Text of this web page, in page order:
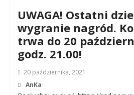
UWAGA! Ostatni
wygranie nagród.
trwa do 20
godz. 21.00!
20 października, 2021
AnKa